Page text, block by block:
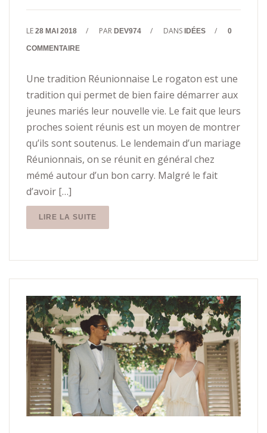
LE 28 MAI 2018 / PAR DEV974 / DANS IDÉES / 0
COMMENTAIRE
Une tradition Réunionnaise Le rogaton est une
tradition qui permet de bien faire démarrer aux
jeunes mariés leur nouvelle vie. Le fait que leurs
proches soient réunis est un moyen de montrer
qu’ils sont soutenus. Le lendemain d’un mariage
Réunionnais, on se réunit en général chez
mémé autour d’un bon carry. Malgré le fait
d’avoir […]
LIRE LA SUITE